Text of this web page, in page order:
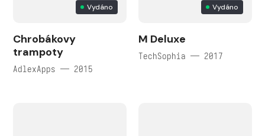
Vydáno
Chrobákovy
trampoty
AdlexApps — 2015
Vydáno
M Deluxe
TechSophia — 2017